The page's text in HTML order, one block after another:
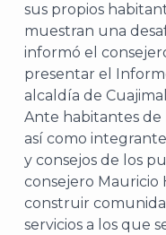
sus propios
muestran una
informó el
presentar el
alcaldía de
Ante habitantes de
así como
y consejos de los
consejero Mauricio
construir
servicios a los que